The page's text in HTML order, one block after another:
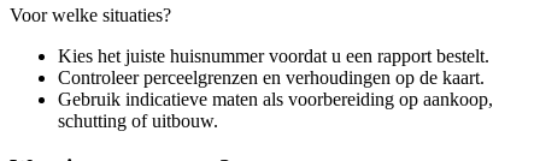
Voor welke situaties?
Kies het juiste huisnummer voordat u een rapport bestelt.
Controleer perceelgrenzen en verhoudingen op de kaart.
Gebruik indicatieve maten als voorbereiding op aankoop,
schutting of uitbouw.